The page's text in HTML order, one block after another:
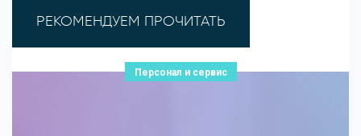
РЕКОМЕНДУЕМ ПРОЧИТАТЬ
Персонал и сервис